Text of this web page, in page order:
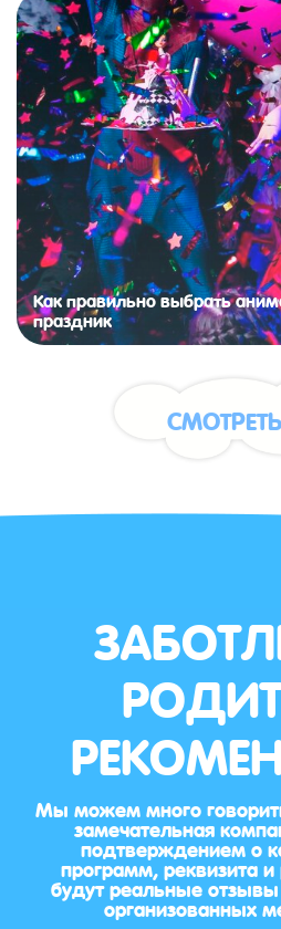
Как правильно выбрать
праздник
Мы можем много
замечательная
подтверждением о
программ, реквизита
будут реальные
организованных